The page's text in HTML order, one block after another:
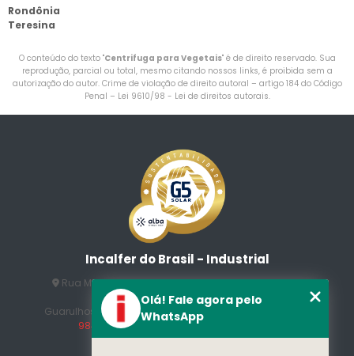
Rondônia
Teresina
O conteúdo do texto "Centrifuga para Vegetais" é de direito reservado. Sua
reprodução, parcial ou total, mesmo citando nossos links, é proibida sem a
autorização do autor. Crime de violação de direito autoral – artigo 184 do Código
Penal – Lei 9610/98 - Lei de direitos autorais.
Incalfer do Brasil - Industrial
Rua Manuel Jesus Fernandes , 172 - Jardim Santo
Afonso
Guarulhos - SP - CEP: 07215-230
(11) 3296-7700
98409-5498
contato@incalfer.com.br
Olá! Fale agora pelo
WhatsApp